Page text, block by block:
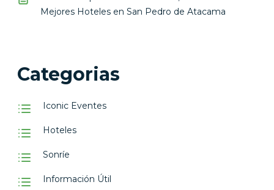
Mejores Hoteles en San Pedro de Atacama
Categorias
Iconic Eventes
Hoteles
Sonríe
Información Útil